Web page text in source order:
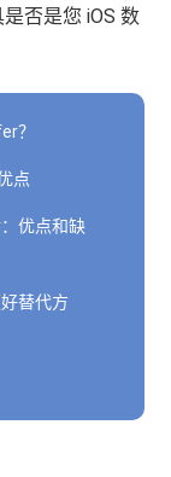
否是您 iOS 数
？
点
优点和缺
替代方